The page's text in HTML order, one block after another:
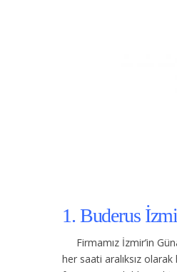
1. Buderus
Firmamız İzmir’in
her saati aralıksız